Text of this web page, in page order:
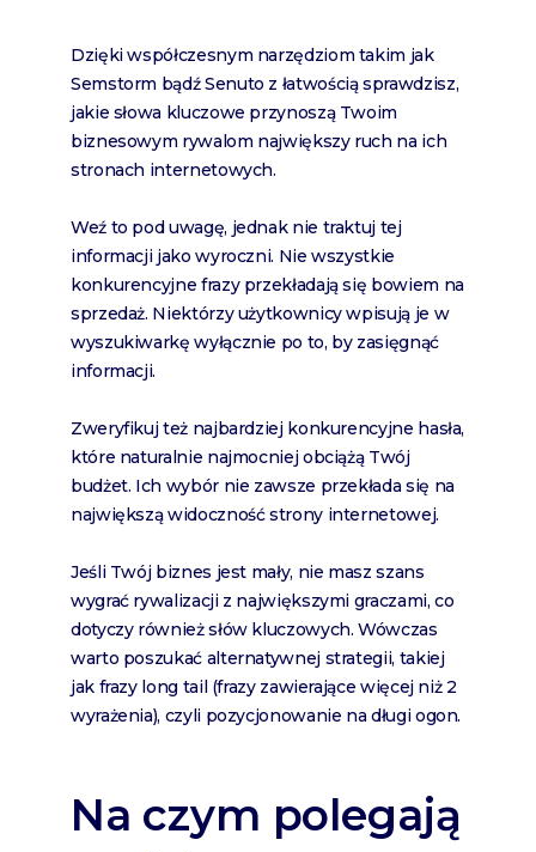
Dzięki współczesnym narzędziom takim jak
Semstorm bądź Senuto z łatwością sprawdzisz,
jakie słowa kluczowe przynoszą Twoim
biznesowym rywalom największy ruch na ich
stronach internetowych.
Weź to pod uwagę, jednak nie traktuj tej
informacji jako wyroczni. Nie wszystkie
konkurencyjne frazy przekładają się bowiem na
sprzedaż. Niektórzy użytkownicy wpisują je w
wyszukiwarkę wyłącznie po to, by zasięgnąć
informacji.
Zweryfikuj też najbardziej konkurencyjne hasła,
które naturalnie najmocniej obciążą Twój
budżet. Ich wybór nie zawsze przekłada się na
największą widoczność strony internetowej.
Jeśli Twój biznes jest mały, nie masz szans
wygrać rywalizacji z największymi graczami, co
dotyczy również słów kluczowych. Wówczas
warto poszukać alternatywnej strategii, takiej
jak frazy long tail (frazy zawierające więcej niż 2
wyrażenia), czyli pozycjonowanie na długi ogon.
Na czym polegają